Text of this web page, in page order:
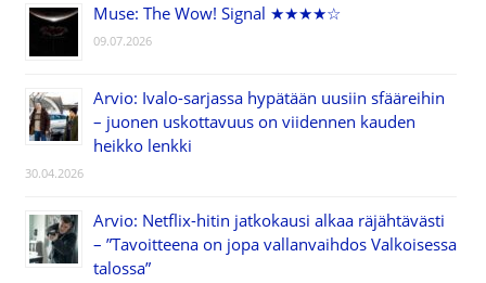
Muse: The Wow! Signal ★★★★☆
09.07.2026
Arvio: Ivalo-sarjassa hypätään uusiin sfääreihin
– juonen uskottavuus on viidennen kauden
heikko lenkki
30.04.2026
Arvio: Netflix-hitin jatkokausi alkaa räjähtävästi
– ”Tavoitteena on jopa vallanvaihdos Valkoisessa
talossa”